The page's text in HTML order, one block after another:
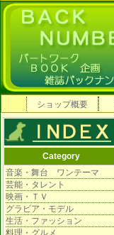
ショップ概要
Category
音楽・舞台 ワンテーマ
芸能・タレント
映画・ＴＶ
グラビア・モデル
生活・ファッション
料理・グルメ